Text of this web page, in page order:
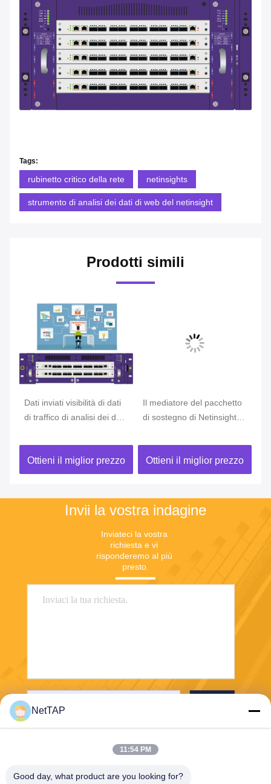
Tags:
rubinetto critico della rete netinsights
strumento di analisi dei dati di web del netinsight
Prodotti simili
Dati inviati visibilità di dati
di traffico di analisi dei dati
agli strumenti giusti
Ottieni il miglior prezzo
Il mediatore del pacchetto
di sostegno di Netinsight
elimina gli angoli morti e le
minacce alla sicurezza del
monitoraggio
Ottieni il miglior prezzo
Invii la vostra indagine
Inviateci la vostra
richiesta e vi
risponderemo al più
presto.
NetTAP
11:54 PM
Good day, what product are you looking for?